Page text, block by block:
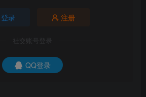
登录 注册
社交账号登录
QQ登录